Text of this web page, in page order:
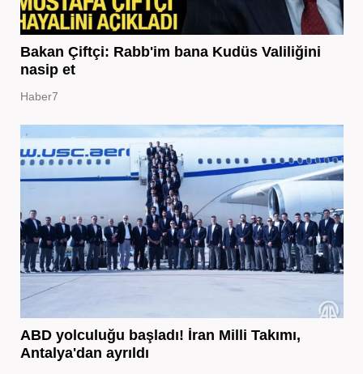
Bakan Çiftçi: Rabb'im bana Kudüs Valiliğini
nasip et
Haber7
ABD yolculuğu başladı! İran Milli Takımı,
Antalya'dan ayrıldı